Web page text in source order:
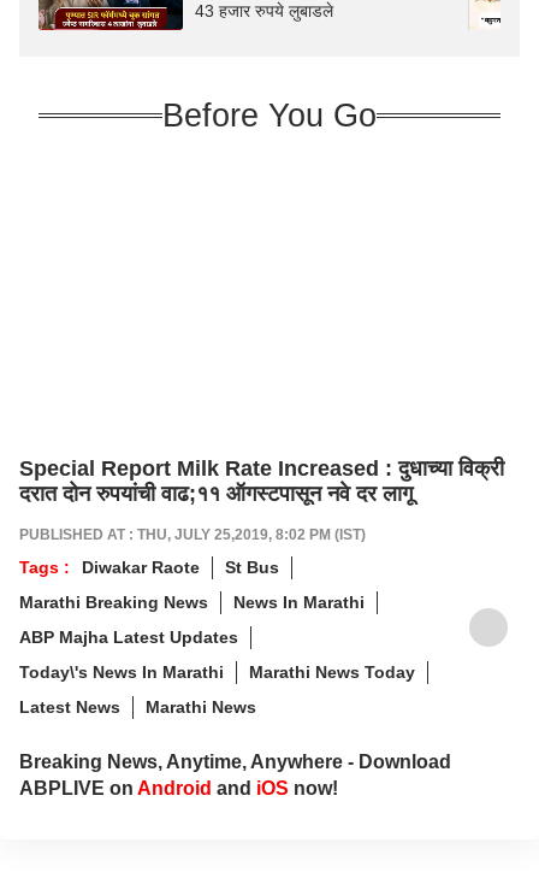
43 हजार रुपये लुबाडले
Before You Go
Special Report Milk Rate Increased : दुधाच्या विक्री
दरात दोन रुपयांची वाढ;११ ऑगस्टपासून नवे दर लागू
PUBLISHED AT : THU, JULY 25,2019, 8:02 PM (IST)
Tags : Diwakar Raote
St Bus
Marathi Breaking News
News In Marathi
ABP Majha Latest Updates
Today\'s News In Marathi
Marathi News Today
Latest News
Marathi News
Breaking News, Anytime, Anywhere - Download
ABPLIVE on Android and iOS now!